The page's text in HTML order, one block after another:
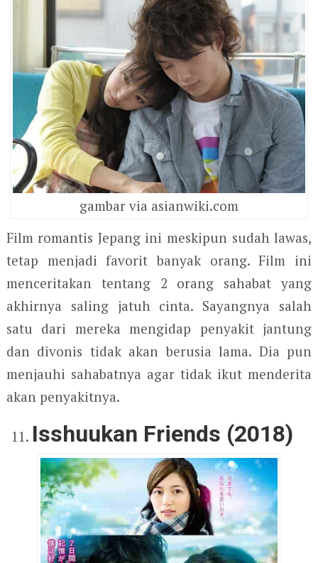
gambar via asianwiki.com
Film romantis Jepang ini meskipun sudah lawas,
tetap menjadi favorit banyak orang. Film ini
menceritakan tentang 2 orang sahabat yang
akhirnya saling jatuh cinta. Sayangnya salah
satu dari mereka mengidap penyakit jantung
dan divonis tidak akan berusia lama. Dia pun
menjauhi sahabatnya agar tidak ikut menderita
akan penyakitnya.
Isshuukan Friends (2018)